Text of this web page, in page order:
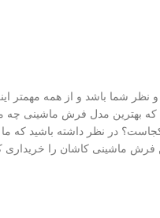
شما باشد و از همه مهمتر
که بهترین مدل فرش
در نظر داشته باشید که ما
فرش ماشینی کاشان را خریداری